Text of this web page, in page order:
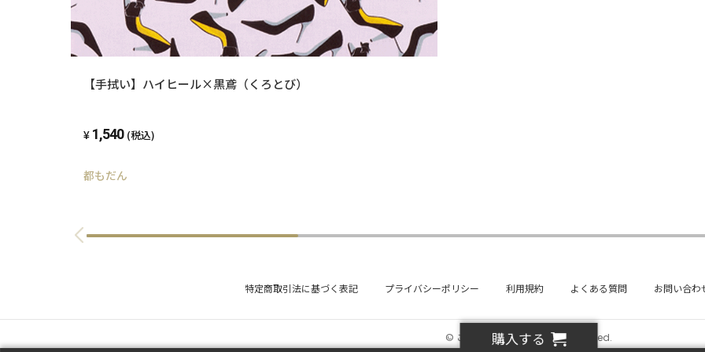
購入する
【手拭い】ハイヒール×黒鳶（くろとび）
1,540 (税込)
都もだん
特定商取引法に基づく表記 プライバシーポリシー 利用規約 よくある質問 お問い合わ
© ことよりモール all rights reserved.